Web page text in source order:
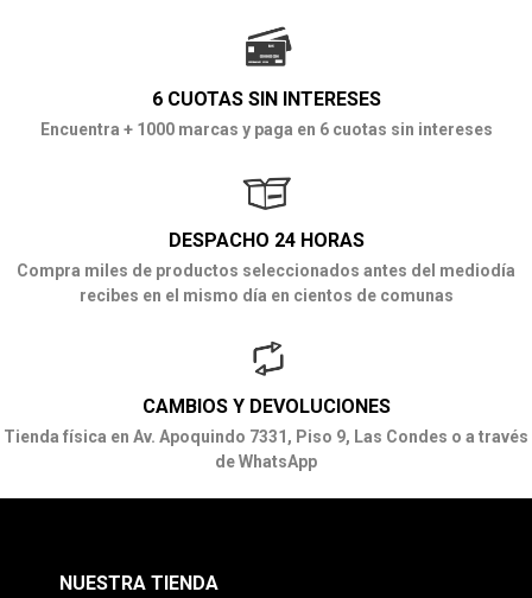
6 CUOTAS SIN INTERESES
Encuentra + 1000 marcas y paga en 6 cuotas sin intereses
DESPACHO 24 HORAS
Compra miles de productos seleccionados antes del mediodía
recibes en el mismo día en cientos de comunas
CAMBIOS Y DEVOLUCIONES
Tienda física en Av. Apoquindo 7331, Piso 9, Las Condes o a través
de WhatsApp
NUESTRA TIENDA